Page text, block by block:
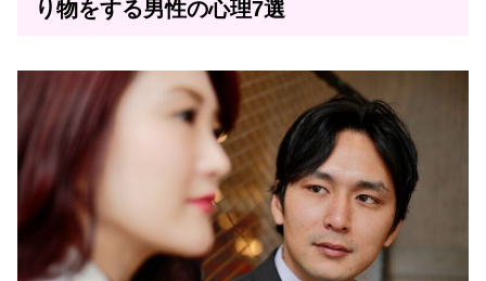
り物をする男性の心理7選